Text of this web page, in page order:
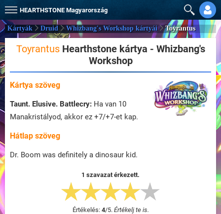
HEARTHSTONE Magyarország
Kártyák Druid Whizbang's Workshop kártyái Toyrantus
ToyrantusHearthstone kártya - Whizbang's
Workshop
Kártya szöveg
Taunt. Elusive. Battlecry: Ha van 10
Manakristályod, akkor ez +7/+7-et kap.
Hátlap szöveg
Dr. Boom was definitely a dinosaur kid.
1 szavazat érkezett.
Értékelés: 4/5. Értékelj te is.